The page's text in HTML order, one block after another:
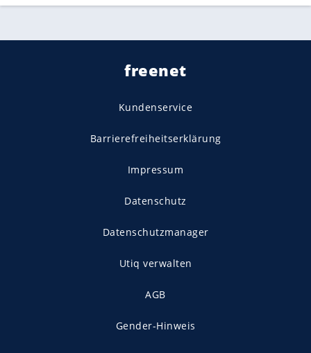
freenet
Kundenservice
Barrierefreiheitserklärung
Impressum
Datenschutz
Datenschutzmanager
Utiq verwalten
AGB
Gender-Hinweis